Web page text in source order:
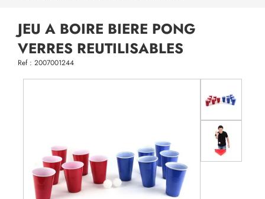
JEU A BOIRE BIERE PONG
VERRES REUTILISABLES
Ref : 2007001244